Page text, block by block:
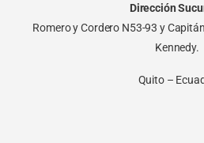
Dirección
Romero y Cordero N53-93 y
Kennedy.
Quito –